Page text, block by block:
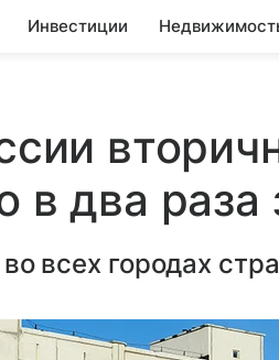
Инвестиции
в два раза
всех городах